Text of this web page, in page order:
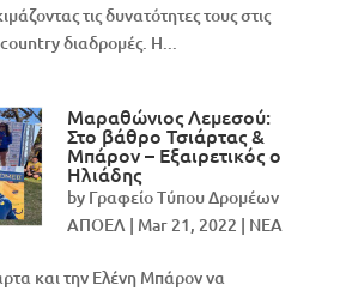
τις δυνατότητες τους στις
διαδρομές. Η...
Μαραθώνιος Λεμεσού:
Στο βάθρο Τσιάρτας &
Μπάρον – Εξαιρετικός ο
Ηλιάδης
by Γραφείο Τύπου Δρομέων
ΑΠΟΕΛ | Mar 21, 2022 | NEA
και την Ελένη Μπάρον να